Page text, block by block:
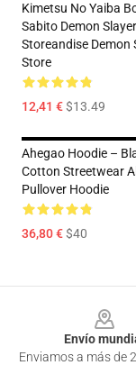
Kimetsu No Yaiba
Sabito Demon Slayer
Storeandise Demon
Store
12,41 €$13.49
Ahegao Hoodie –
Cotton Streetwear
Pullover Hoodie
36,80 €$40
Envío
Enviamos a más de